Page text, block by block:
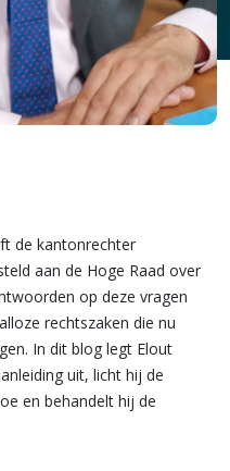
de kantonrechter
aan de Hoge Raad over
op deze vragen
rechtszaken die nu
In dit blog legt Elout
uit, licht hij de
en behandelt hij de